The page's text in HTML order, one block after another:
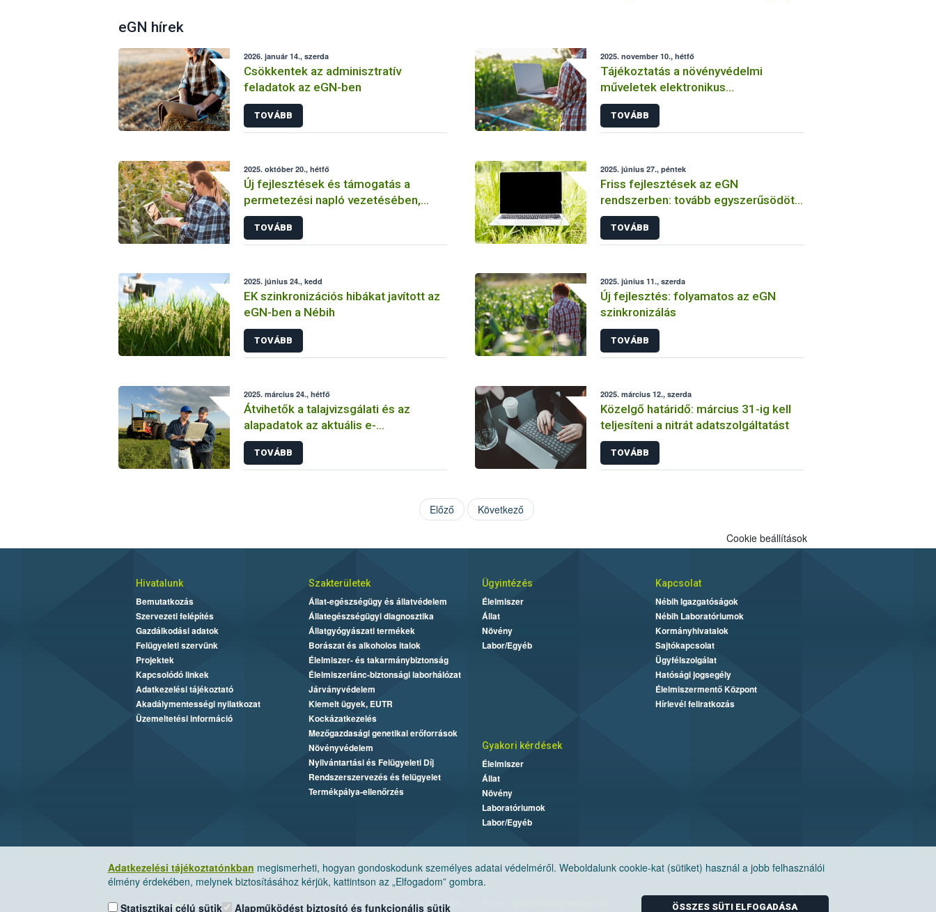
eGN hírek
2026. január 14., szerda
Csökkentek az adminisztratív
feladatok az eGN-ben
TOVÁBB
2025. november 10., hétfő
Tájékoztatás a növényvédelmi
műveletek elektronikus
nyilvántartásáról
TOVÁBB
2025. október 20., hétfő
Új fejlesztések és támogatás a
permetezési napló vezetésében,
valamint a nitrát adatszolgáltatásban
TOVÁBB
2025. június 27., péntek
Friss fejlesztések az eGN
rendszerben: tovább egyszerűsödött
az adatkezelés
TOVÁBB
2025. június 24., kedd
EK szinkronizációs hibákat javított az
eGN-ben a Nébih
TOVÁBB
2025. június 11., szerda
Új fejlesztés: folyamatos az eGN
szinkronizálás
TOVÁBB
2025. március 24., hétfő
Átvihetők a talajvizsgálati és az
alapadatok az aktuális e-
Gazdálkodási Naplóba
TOVÁBB
2025. március 12., szerda
Közelgő határidő: március 31-ig kell
teljesíteni a nitrát adatszolgáltatást
TOVÁBB
Előző Következő
Adatkezelési tájékoztatónkban megismerheti, hogyan gondoskodunk személyes adatai védelméről. Weboldalunk cookie-kat (sütiket) használ a jobb felhasználói
élmény érdekében, melynek biztosításához kérjük, kattintson az „Elfogadom” gombra.
Statisztikai célú sütik
Alapműködést biztosító és funkcionális sütik ÖSSZES SÜTI ELFOGADÁSA
Cookie beállítások
Hivatalunk
Bemutatkozás
Szervezeti felépítés
Gazdálkodási adatok
Felügyeleti szervünk
Projektek
Kapcsolódó linkek
Adatkezelési tájékoztató
Akadálymentességi nyilatkozat
Üzemeltetési információ
Szakterületek
Állat-egészségügy és állatvédelem
Állategészségügyi diagnosztika
Állatgyógyászati termékek
Borászat és alkoholos italok
Élelmiszer- és takarmánybiztonság
Élelmiszerlánc-biztonsági laborhálózat
Járványvédelem
Kiemelt ügyek, EUTR
Kockázatkezelés
Mezőgazdasági genetikai erőforrások
Növényvédelem
Nyilvántartási és Felügyeleti Díj
Rendszerszervezés és felügyelet
Termékpálya-ellenőrzés
Ügyintézés
Élelmiszer
Állat
Növény
Labor/Egyéb
Kapcsolat
Nébih Igazgatóságok
Nébih Laboratóriumok
Kormányhivatalok
Sajtókapcsolat
Ügyfélszolgálat
Hatósági jogsegély
Élelmiszermentő Központ
Hírlevél feliratkozás
Gyakori kérdések
Élelmiszer
Állat
Növény
Laboratóriumok
Labor/Egyéb
Nemzeti Élelmiszerlánc-biztonsági Hivatal